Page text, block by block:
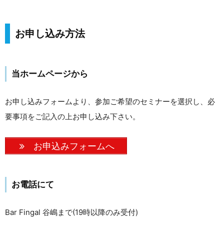
お申し込み方法
当ホームページから
お申し込みフォームより、参加ご希望のセミナーを選択し、必
要事項をご記入の上お申し込み下さい。
お申込みフォームへ
お電話にて
Bar Fingal 谷嶋まで(19時以降のみ受付)